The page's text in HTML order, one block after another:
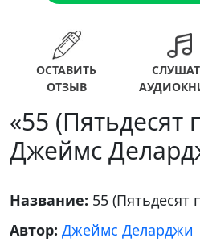
ОСТАВИТЬ
ОТЗЫВ
«55 (Пятьдесят
Джеймс
Название: 55 (Пятьдесят
Автор: Джеймс Деларджи